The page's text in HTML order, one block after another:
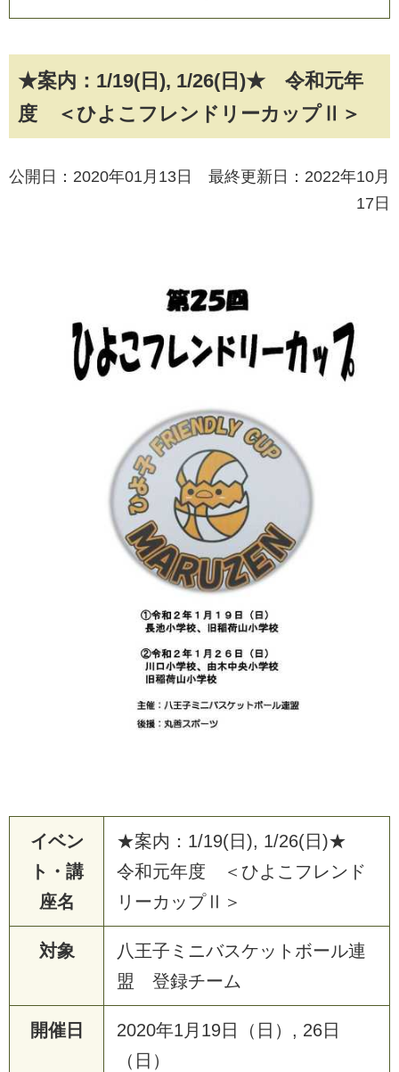
★案内：1/19(日), 1/26(日)★ 令和元年
度 ＜ひよこフレンドリーカップⅡ＞
公開日：2020年01月13日 最終更新日：2022年10月
17日
イベン
ト・講
座名
★案内：1/19(日), 1/26(日)★
令和元年度 ＜ひよこフレンド
リーカップⅡ＞
対象
八王子ミニバスケットボール連
盟 登録チーム
開催日 2020年1 月 19日 （ 日 ） , 26日
（ 日 ）